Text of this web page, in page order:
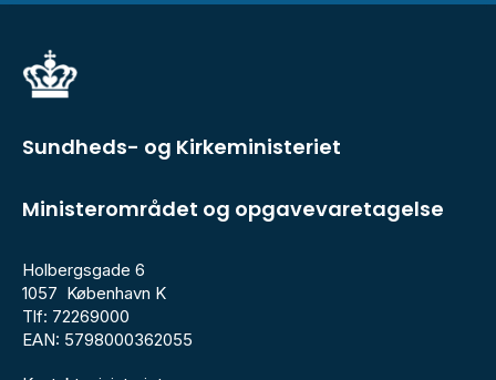
Sundheds- og Kirkeministeriet
Ministerområdet og opgavevaretagelse
Holbergsgade 6
1057 København K
Tlf: 72269000
EAN: 5798000362055